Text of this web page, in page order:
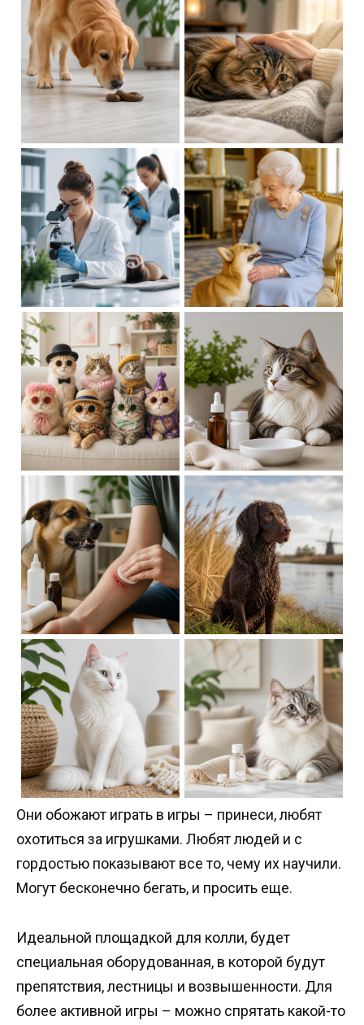
Они обожают играть в игры – принеси, любят
охотиться за игрушками. Любят людей и с
гордостью показывают все то, чему их научили.
Могут бесконечно бегать, и просить еще.
Идеальной площадкой для колли, будет
специальная оборудованная, в которой будут
препятствия, лестницы и возвышенности. Для
более активной игры – можно спрятать какой-то